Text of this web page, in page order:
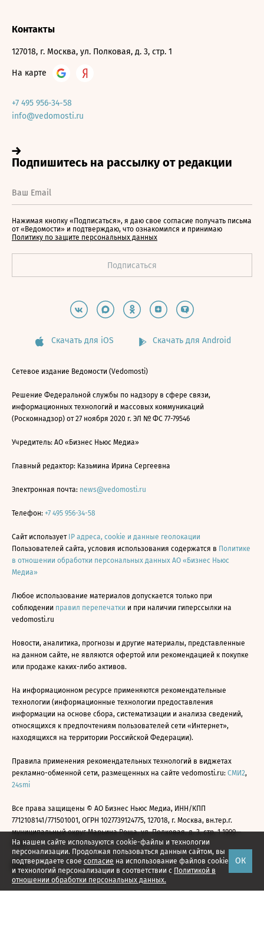
На нашем сайте используются cookie-файлы и технологии
персонализации. Продолжая пользоваться данным сайтом, вы
подтверждаете свое согласие на использование файлов cookie
и технологий персонализации в соответствии с Политикой в
отношении обработки персональных данных.
ОК
Контакты
127018, г. Москва, ул. Полковая, д. 3, стр. 1
На карте
+7 495 956-34-58
info@vedomosti.ru
Нажимая кнопку «Подписаться», я даю свое согласие получать письма
от «Ведомости» и подтверждаю, что ознакомился и принимаю
Политику по защите персональных данных
Скачать для iOS Скачать для Android
Сетевое издание Ведомости (Vedomosti)
Решение Федеральной службы по надзору в сфере связи,
информационных технологий и массовых коммуникаций
(Роскомнадзор) от 27 ноября 2020 г. ЭЛ № ФС 77-79546
Учредитель: АО «Бизнес Ньюс Медиа»
Главный редактор: Казьмина Ирина Сергеевна
Электронная почта: news@vedomosti.ru
Телефон: +7 495 956-34-58
Сайт использует IP адреса, cookie и данные геолокации
Пользователей сайта, условия использования содержатся в Политике
в отношении обработки персональных данных АО «Бизнес Ньюс
Медиа»
Любое использование материалов допускается только при
соблюдении правил перепечатки и при наличии гиперссылки на
vedomosti.ru
Новости, аналитика, прогнозы и другие материалы, представленные
на данном сайте, не являются офертой или рекомендацией к покупке
или продаже каких-либо активов.
На информационном ресурсе применяются рекомендательные
технологии (информационные технологии предоставления
информации на основе сбора, систематизации и анализа сведений,
относящихся к предпочтениям пользователей сети «Интернет»,
находящихся на территории Российской Федерации).
Правила применения рекомендательных технологий в виджетах
рекламно-обменной сети, размещенных на сайте vedomosti.ru: СМИ2,
24smi
Все права защищены © АО Бизнес Ньюс Медиа, ИНН/КПП
7712108141/771501001, ОГРН 1027739124775, 127018, г. Москва, вн.тер.г.
муниципальный округ Марьина Роща, ул. Полковая, д. 3, стр. 1 1999—
2026